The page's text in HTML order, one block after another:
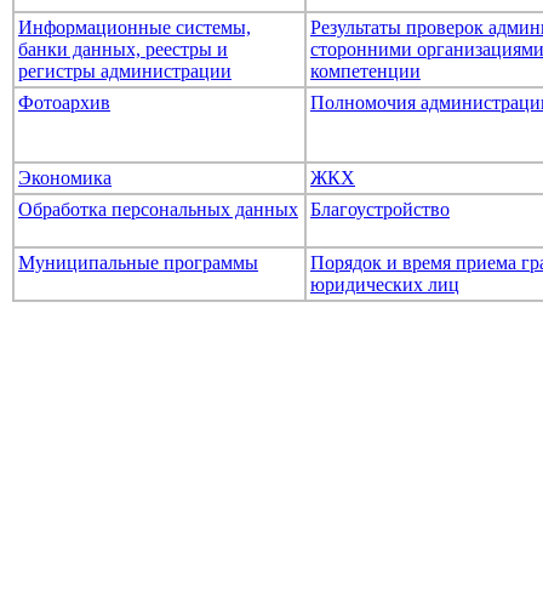
Информационные системы,
банки данных, реестры и
регистры администрации
Результаты проверок
сторонними
компетенции
Фотоархив
Полномочия
Экономика
ЖКХ
Обработка персональных данных Благоустройство
Муниципальные программы
Порядок и время приема
юридических лиц